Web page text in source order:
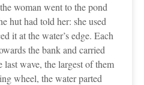
woman went to the pond
hut had told her: she used
it at the water’s edge. Each
the bank and carried
wave, the largest of them
wheel, the water parted